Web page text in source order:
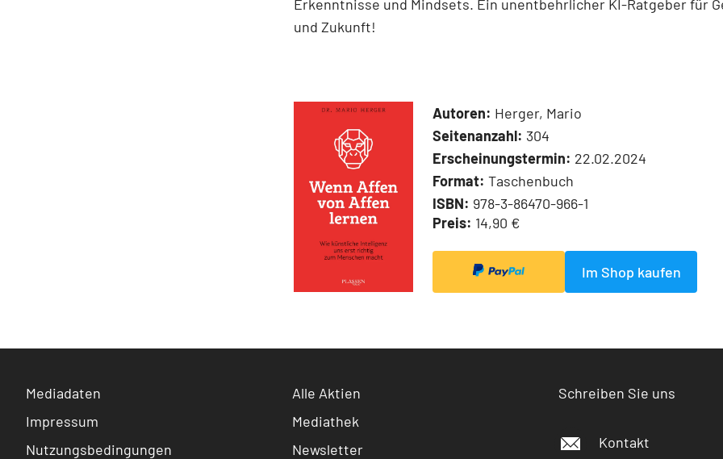
Erkenntnisse und Mindsets. Ein unentbehrlicher KI-Ratgeber für
und Zukunft!
Autoren: Herger, Mario
Seitenanzahl: 304
Erscheinungstermin: 22.02.2024
Format: Taschenbuch
ISBN: 978-3-86470-966-1
Preis: 14,90 €
Im Shop kaufen
Mediadaten
Impressum
Nutzungsbedingungen
Alle Aktien
Mediathek
Newsletter
Schreiben Sie uns
Kontakt